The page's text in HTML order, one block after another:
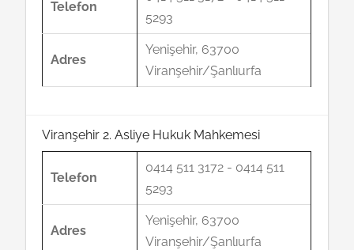
Telefon
5293
Adres
Yenişehir, 63700
Viranşehir/Şanlıurfa
Viranşehir 2. Asliye Hukuk Mahkemesi
Telefon
0414 511 3172 - 0414 511
5293
Adres
Yenişehir, 63700
Viranşehir/Şanlıurfa